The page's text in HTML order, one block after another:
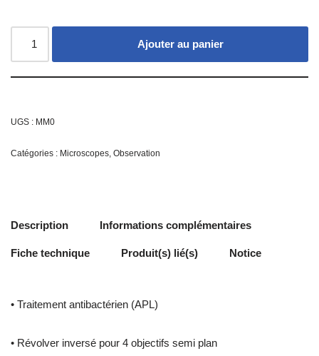
Ajouter au panier
UGS : MM0
Catégories : Microscopes Observation
Description Informations complémentaires
Fiche technique Produit(s) lié(s) Notice
• Traitement antibactérien (APL)
• Révolver inversé pour 4 objectifs semi plan